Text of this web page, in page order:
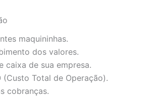
maquininhas.
dos valores.
caixa de sua empresa.
(Custo Total de Operação).
cobranças.